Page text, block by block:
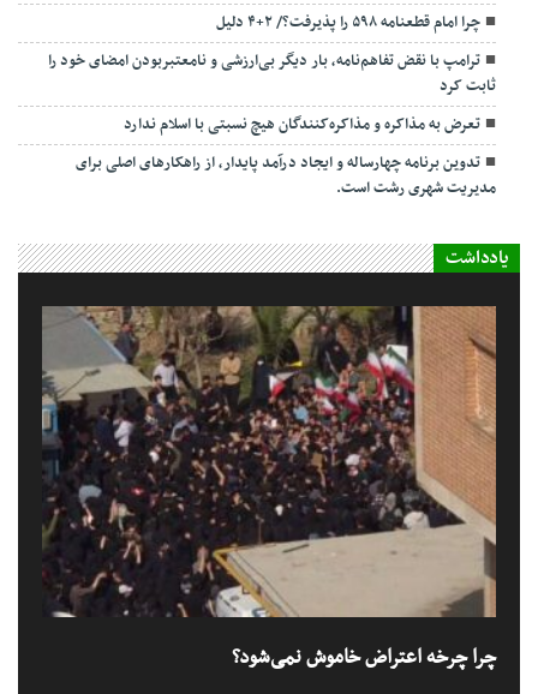
چرا امام قطعنامه ۵۹۸ را پذیرفت؟/ ۲+۴ دلیل
ترامپ با نقض تفاهم‌نامه، بار دیگر بی‌ارزشی و نامعتبربودن امضای خود را
ثابت کرد
تعرض به مذاکره و مذاکره‌کنندگان هیچ نسبتی با اسلام ندارد
تدوین برنامه چهارساله و ایجاد درآمد پایدار، از راهکارهای اصلی برای
مدیریت شهری رشت است.
یادداشت
چرا چرخه اعتراض خاموش نمی‌شود؟